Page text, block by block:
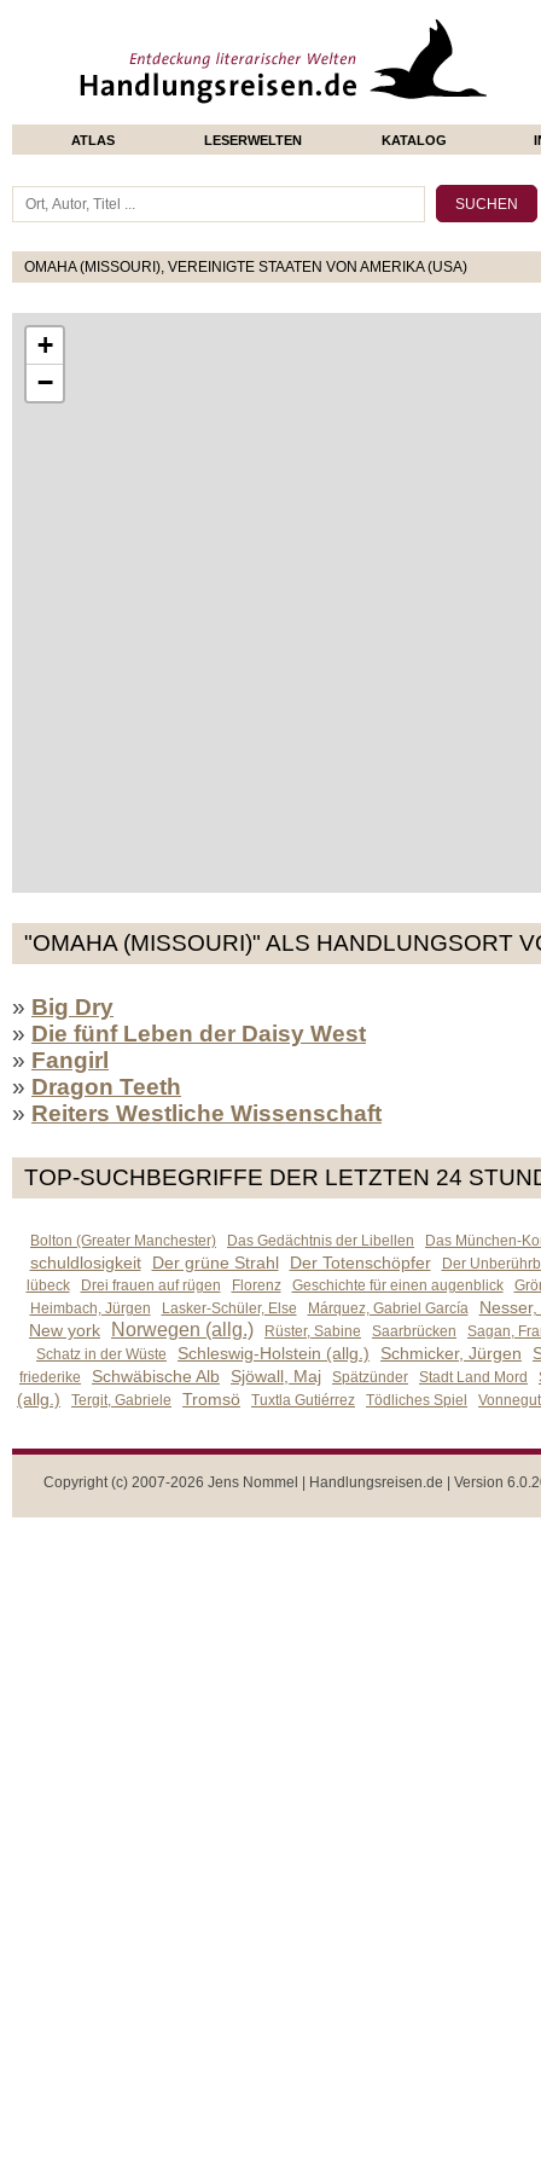
ATLAS LESERWELTEN KATALOG
OMAHA (MISSOURI), VEREINIGTE STAATEN VON AMERIKA (USA)
+
−
"OMAHA (MISSOURI)" ALS HANDLUNGSORT
» Big Dry
» Die fünf Leben der Daisy West
» Fangirl
» Dragon Teeth
» Reiters Westliche Wissenschaft
TOP-SUCHBEGRIFFE DER LETZTEN 24
Bolton (Greater Manchester) Das Gedächtnis der Libellen Das München-
schuldlosigkeit Der grüne Strahl Der Totenschöpfer
Der
lübeck
Drei frauen auf rügen Florenz Geschichte für einen augenblick
Heimbach, Jürgen
Lasker-Schüler, Else Márquez, Gabriel García
New york
Norwegen (allg.) Rüster, Sabine Saarbrücken
Sagan,
Schatz in der Wüste
Schleswig-Holstein (allg.) Schmicker, Jürgen
friederike Schwäbische Alb Sjöwall, Maj Spätzünder Stadt Land Mord
(allg.) Tergit, Gabriele Tromsö Tuxtla Gutiérrez Tödliches Spiel
Copyright (c) 2007-2026 Jens Nommel | Handlungsreisen.de | Version